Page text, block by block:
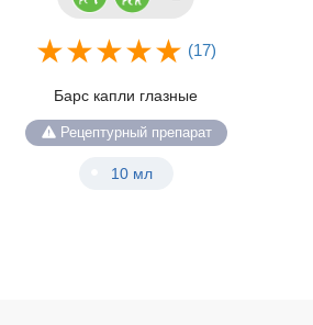
(17)
Барс капли глазные
Рецептурный препарат
10 мл